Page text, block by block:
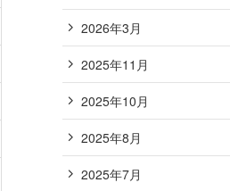
2026年3月
2025年11月
2025年10月
2025年8月
2025年7月